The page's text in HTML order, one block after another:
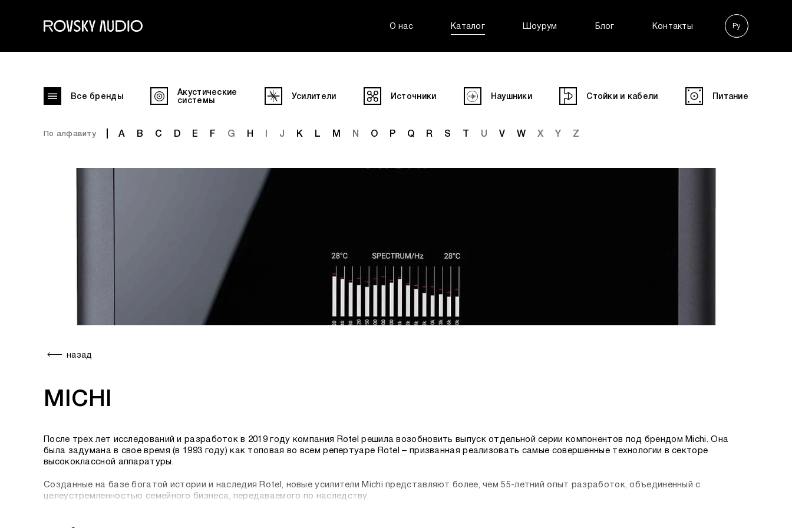
О нас Каталог Шоурум Блог Контакты Ру
Все бренды
Акустические
системы
Усилители Источники Наушники Стойки и кабели Питание
По алфавиту A B C D E F G H J K L M N O P Q R S T U V W X Y Z
назад
MICHI
После трех лет исследований и разработок в 2019 году компания Rotel решила возобновить выпуск отдельной серии компонентов под брендом Michi. Она
была задумана в свое время (в 1993 году) как топовая во всем репертуаре Rotel – призванная реализовать самые совершенные технологии в секторе
высококлассной аппаратуры.
Созданные на базе богатой истории и наследия Rotel, новые усилители Michi представляют более, чем 55-летний опыт разработок, объединенный с
целеустремленностью семейного бизнеса, передаваемого по наследству.